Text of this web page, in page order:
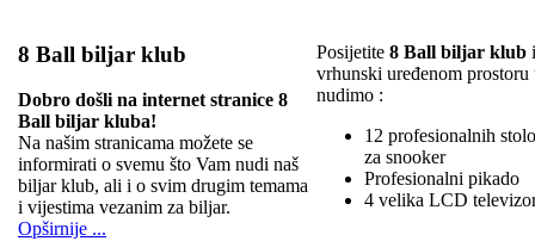
8 Ball biljar klub
Dobro došli na internet stranice 8
Ball biljar kluba!
Na našim stranicama možete se
informirati o svemu što Vam nudi naš
biljar klub, ali i o svim drugim temama
i vijestima vezanim za biljar.
Opširnije ...
Posijetite 8 Ball biljar klub
vrhunski uređenom
nudimo :
12 profesionalnih
za snooker
Profesionalni pikado
4 velika LCD